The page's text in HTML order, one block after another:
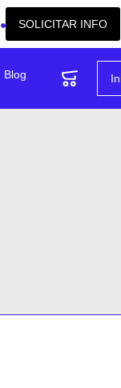
SOLICITAR INFO
Blog